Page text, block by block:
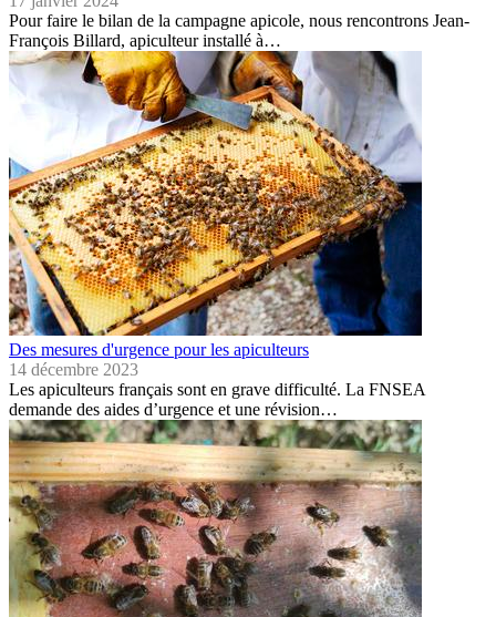
Pour faire le bilan de la campagne apicole, nous rencontrons Jean-
François Billard, apiculteur installé à…
Des mesures d'urgence pour les apiculteurs
14 décembre 2023
Les apiculteurs français sont en grave difficulté. La FNSEA
demande des aides d’urgence et une révision…